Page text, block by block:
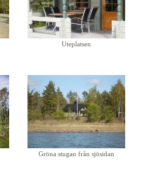
Uteplatsen
Gröna stugan från sjösidan